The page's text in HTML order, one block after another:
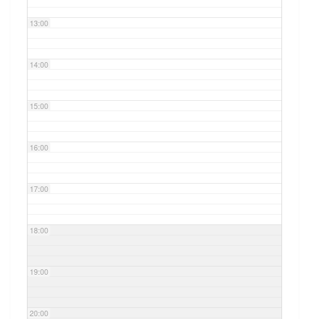
13:00
14:00
15:00
16:00
17:00
18:00
19:00
20:00